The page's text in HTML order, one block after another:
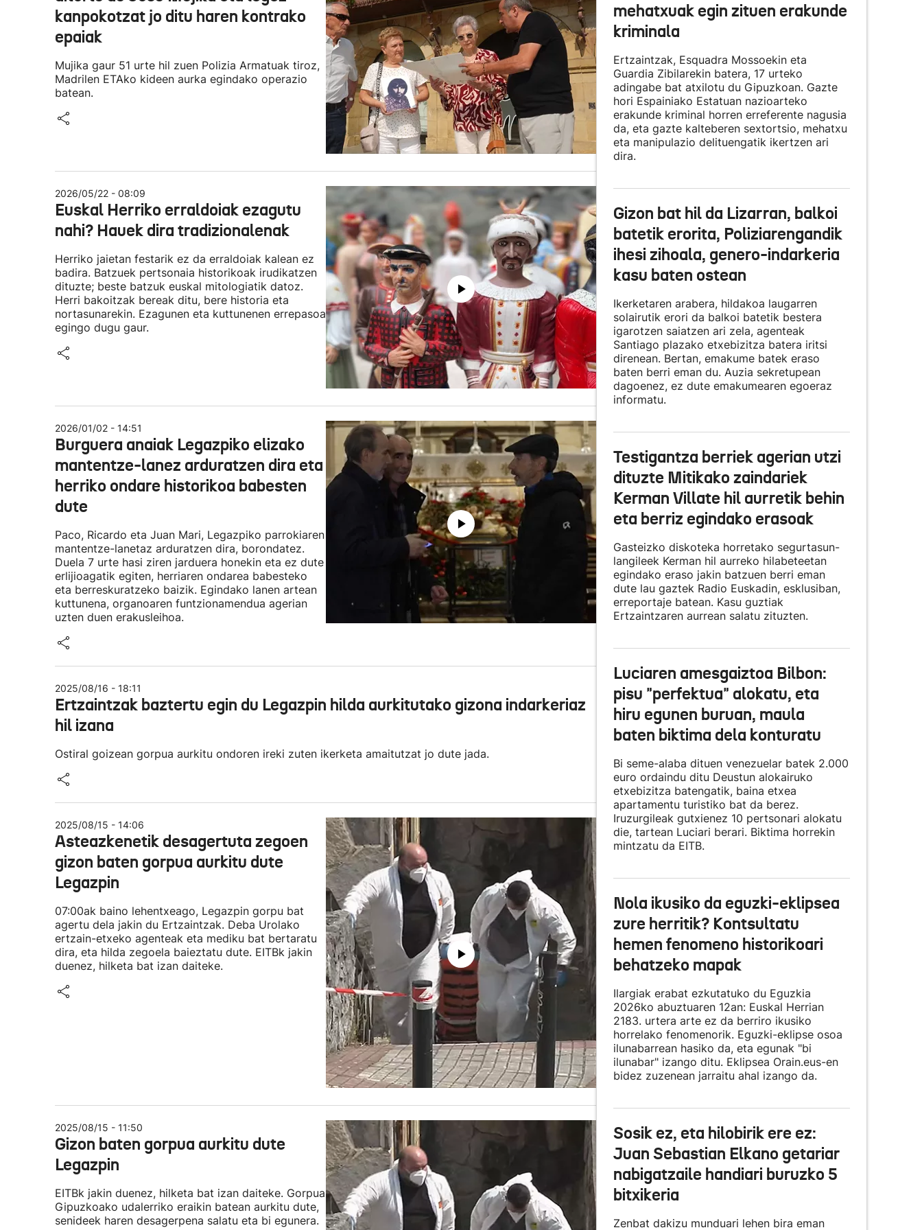
kanpokotzat jo ditu haren kontrako
epaiak
Mujika gaur 51 urte hil zuen Polizia Armatuak tiroz,
Madrilen ETAko kideen aurka egindako operazio
batean.
2026/05/22 - 08:09
Euskal Herriko erraldoiak ezagutu
nahi? Hauek dira tradizionalenak
Herriko jaietan festarik ez da erraldoiak kalean ez
badira. Batzuek pertsonaia historikoak irudikatzen
dituzte; beste batzuk euskal mitologiatik datoz.
Herri bakoitzak bereak ditu, bere historia eta
nortasunarekin. Ezagunen eta kuttunenen errepasoa
egingo dugu gaur.
2026/01/02 - 14:51
Burguera anaiak Legazpiko elizako
mantentze-lanez arduratzen dira eta
herriko ondare historikoa babesten
dute
Paco, Ricardo eta Juan Mari, Legazpiko parrokiaren
mantentze-lanetaz arduratzen dira, borondatez.
Duela 7 urte hasi ziren jarduera honekin eta ez dute
erlijioagatik egiten, herriaren ondarea babesteko
eta berreskuratzeko baizik. Egindako lanen artean
kuttunena, organoaren funtzionamendua agerian
uzten duen erakusleihoa.
2025/08/16 - 18:11
Ertzaintzak baztertu egin du Legazpin hilda aurkitutako gizona indarkeriaz
hil izana
Ostiral goizean gorpua aurkitu ondoren ireki zuten ikerketa amaitutzat jo dute jada.
2025/08/15 - 14:06
Asteazkenetik desagertuta zegoen
gizon baten gorpua aurkitu dute
Legazpin
07:00ak baino lehentxeago, Legazpin gorpu bat
agertu dela jakin du Ertzaintzak. Deba Urolako
ertzain-etxeko agenteak eta mediku bat bertaratu
dira, eta hilda zegoela baieztatu dute. EITBk jakin
duenez, hilketa bat izan daiteke.
2025/08/15 - 11:50
Gizon baten gorpua aurkitu dute
Legazpin
EITBk jakin duenez, hilketa bat izan daiteke. Gorpua
Gipuzkoako udalerriko eraikin batean aurkitu dute,
senideek haren desagerpena salatu eta bi egunera.
mehatxuak egin zituen erakunde
kriminala
Ertzaintzak, Esquadra Mossoekin eta
Guardia Zibilarekin batera, 17 urteko
adingabe bat atxilotu du Gipuzkoan. Gazte
hori Espainiako Estatuan nazioarteko
erakunde kriminal horren erreferente nagusia
da, eta gazte kalteberen sextortsio, mehatxu
eta manipulazio delituengatik ikertzen ari
dira.
Gizon bat hil da Lizarran, balkoi
batetik erorita, Poliziarengandik
ihesi zihoala, genero-indarkeria
kasu baten ostean
Ikerketaren arabera, hildakoa laugarren
solairutik erori da balkoi batetik bestera
igarotzen saiatzen ari zela, agenteak
Santiago plazako etxebizitza batera iritsi
direnean. Bertan, emakume batek eraso
baten berri eman du. Auzia sekretupean
dagoenez, ez dute emakumearen egoeraz
informatu.
Testigantza berriek agerian utzi
dituzte Mitikako zaindariek
Kerman Villate hil aurretik behin
eta berriz egindako erasoak
Gasteizko diskoteka horretako segurtasun-
langileek Kerman hil aurreko hilabeteetan
egindako eraso jakin batzuen berri eman
dute lau gaztek Radio Euskadin, esklusiban,
erreportaje batean. Kasu guztiak
Ertzaintzaren aurrean salatu zituzten.
Luciaren amesgaiztoa Bilbon:
pisu "perfektua" alokatu, eta
hiru egunen buruan, maula
baten biktima dela konturatu
Bi seme-alaba dituen venezuelar batek 2.000
euro ordaindu ditu Deustun alokairuko
etxebizitza batengatik, baina etxea
apartamentu turistiko bat da berez.
Iruzurgileak gutxienez 10 pertsonari alokatu
die, tartean Luciari berari. Biktima horrekin
mintzatu da EITB.
Nola ikusiko da eguzki-eklipsea
zure herritik? Kontsultatu
hemen fenomeno historikoari
behatzeko mapak
Ilargiak erabat ezkutatuko du Eguzkia
2026ko abuztuaren 12an: Euskal Herrian
2183. urtera arte ez da berriro ikusiko
horrelako fenomenorik. Eguzki-eklipse osoa
ilunabarrean hasiko da, eta egunak "bi
ilunabar" izango ditu. Eklipsea Orain.eus-en
bidez zuzenean jarraitu ahal izango da.
Sosik ez, eta hilobirik ere ez:
Juan Sebastian Elkano getariar
nabigatzaile handiari buruzko 5
bitxikeria
Zenbat dakizu munduari lehen bira eman